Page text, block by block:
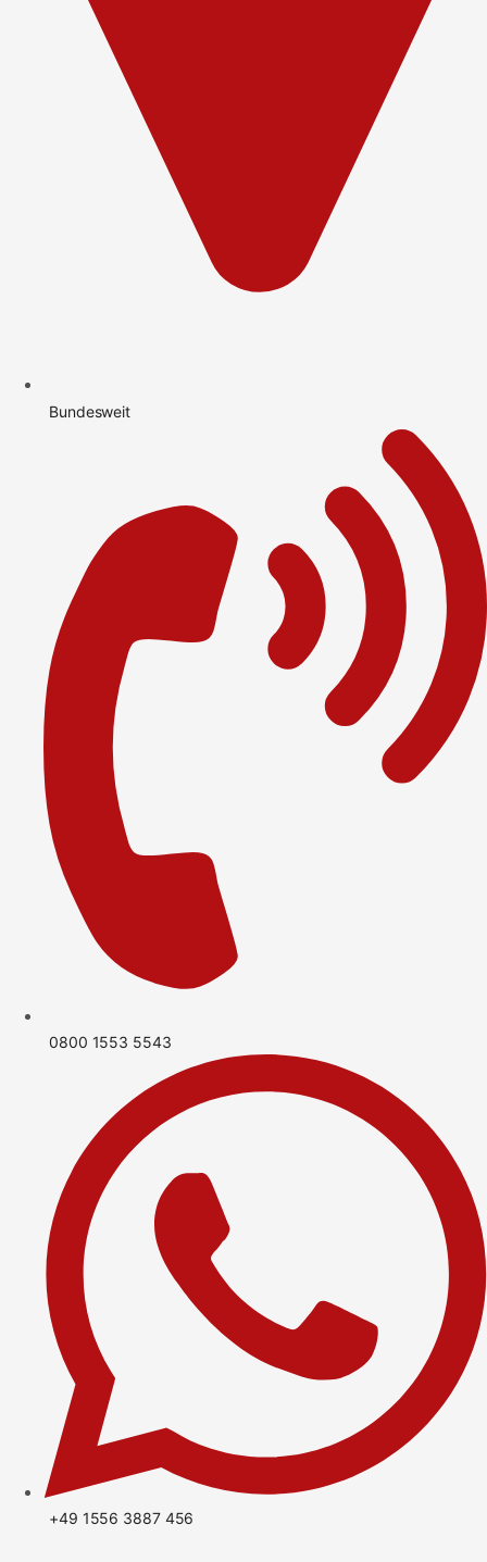
Bundesweit
0800 1553 5543
+49 1556 3887 456